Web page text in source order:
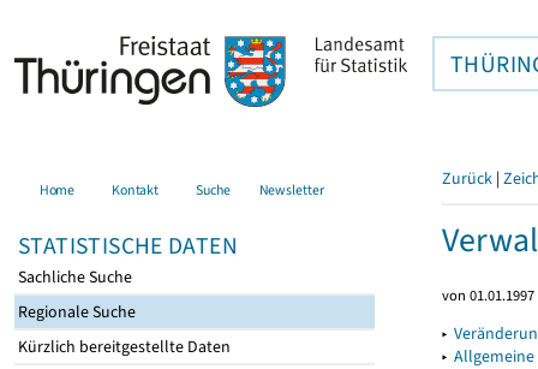
Home Kontakt Suche Newsletter
STATISTISCHE DATEN
Sachliche Suche
Regionale Suche
Kürzlich bereitgestellte Daten
Zurück |
von
▸
▸